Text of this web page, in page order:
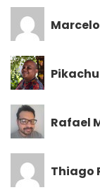
Rafael
Thiago